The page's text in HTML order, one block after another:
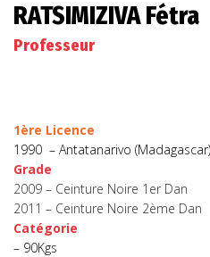
RATSIMIZIVA Fétra
Professeur
1ère Licence
1990 – Antatanarivo (Madagascar)
Grade
2009 – Ceinture Noire 1er Dan
2011 – Ceinture Noire 2ème Dan
Catégorie
– 90Kgs